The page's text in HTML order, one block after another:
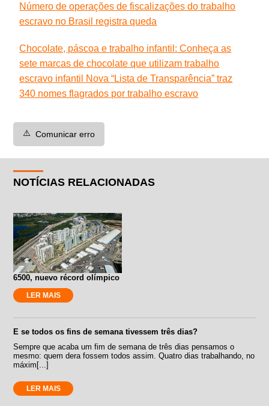
Número de operações de fiscalizações do trabalho
escravo no Brasil registra queda
Chocolate, páscoa e trabalho infantil: Conheça as
sete marcas de chocolate que utilizam trabalho
escravo infantil Nova “Lista de Transparência” traz
340 nomes flagrados por trabalho escravo
⚠️ Comunicar erro
NOTÍCIAS RELACIONADAS
6500, nuevo récord olímpico
LER MAIS
E se todos os fins de semana tivessem três dias?
Sempre que acaba um fim de semana de três dias pensamos o
mesmo: quem dera fossem todos assim. Quatro dias trabalhando, no
máxim[...]
LER MAIS